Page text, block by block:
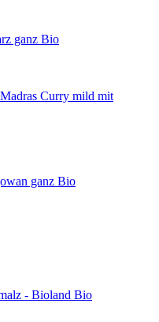
ganz Bio
Madras Curry mild mit
ganz Bio
- Bioland Bio